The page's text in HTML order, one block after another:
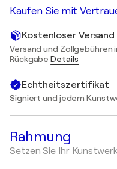
Kaufen Sie mit
Kostenloser Versand
Versand und Zollgebühren
RückgabeDetails
Echtheitszertifikat
Signiert und jedem
Rahmung
Setzen Sie Ihr